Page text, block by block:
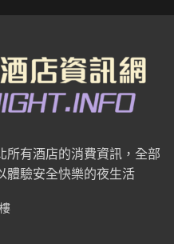
所有酒店的消費資訊，全部
體驗安全快樂的夜生活